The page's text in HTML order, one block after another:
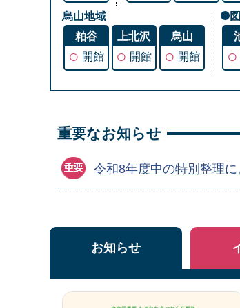
烏山地域
粕谷
○ 開館
上北沢
○ 開館
烏山
○ 開館 ○
重要なお知らせ
令和8年度中の特別整理
お知らせ